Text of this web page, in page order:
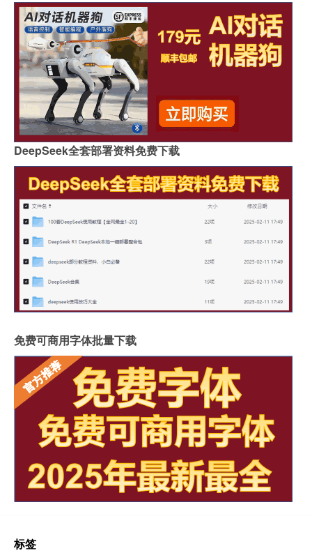
DeepSeek全套部署资料免费下载
免费可商用字体批量下载
标签